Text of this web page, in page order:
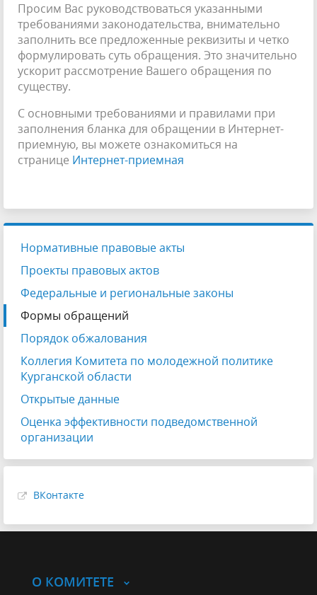
Просим Вас руководствоваться указанными
требованиями законодательства, внимательно
заполнить все предложенные реквизиты и четко
формулировать суть обращения. Это значительно
ускорит рассмотрение Вашего обращения по
существу.
С основными требованиями и правилами при
заполнения бланка для обращении в Интернет-
приемную, вы можете ознакомиться на
странице Интернет-приемная
Нормативные правовые акты
Проекты правовых актов
Федеральные и региональные законы
Формы обращений
Порядок обжалования
Коллегия Комитета по молодежной политике
Курганской области
Открытые данные
Оценка эффективности подведомственной
организации
ВКонтакте
О КОМИТЕТЕ